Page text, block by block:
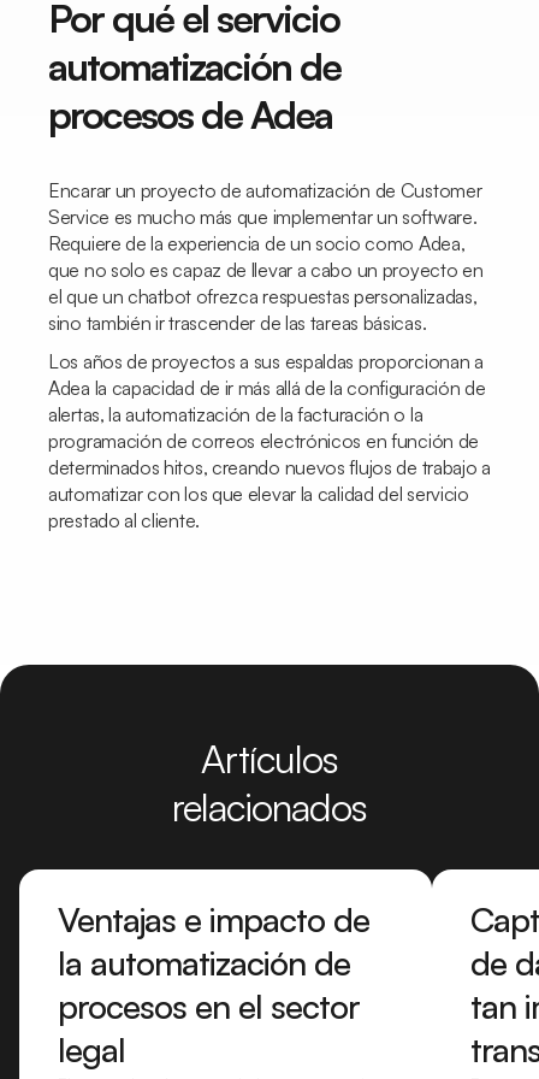
Por qué el servicio
automatización de
procesos de Adea
Encarar un proyecto de automatización de Customer
Service es mucho más que implementar un software.
Requiere de la experiencia de un socio como Adea,
que no solo es capaz de llevar a cabo un proyecto en
el que un chatbot ofrezca respuestas personalizadas,
sino también ir trascender de las tareas básicas.
Los años de proyectos a sus espaldas proporcionan a
Adea la capacidad de ir más allá de la configuración de
alertas, la automatización de la facturación o la
programación de correos electrónicos en función de
determinados hitos, creando nuevos flujos de trabajo a
automatizar con los que elevar la calidad del servicio
prestado al cliente.
Artículos
relacionados
Ventajas e impacto de
la automatización de
procesos en el sector
legal
de
tan